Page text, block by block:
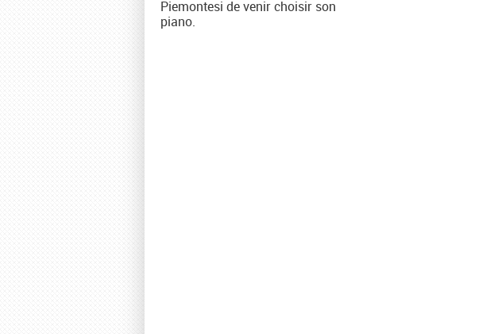
Piemontesi de venir choisir son
piano.